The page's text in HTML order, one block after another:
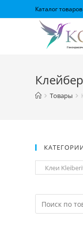
Каталог товаров
Товары